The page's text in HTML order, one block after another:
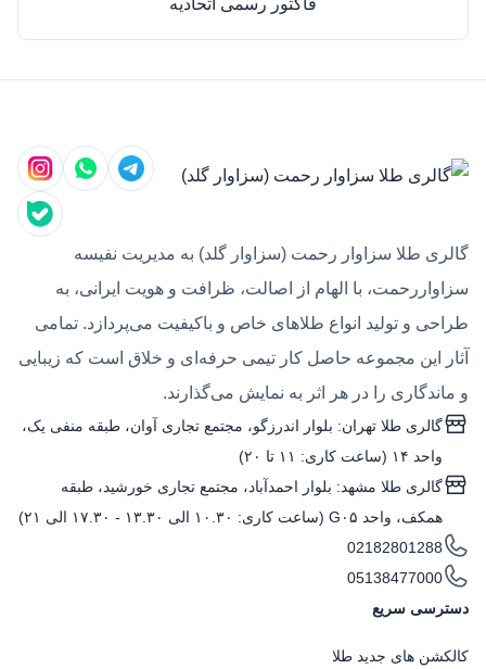
فاکتور رسمی اتحادیه
گالری طلا سزاوار رحمت (سزاوار گلد) به مدیریت نفیسه
سزاواررحمت، با الهام از اصالت، ظرافت و هویت ایرانی، به
طراحی و تولید انواع طلاهای خاص و باکیفیت می‌پردازد. تمامی
آثار این مجموعه حاصل کار تیمی حرفه‌ای و خلاق است که زیبایی
و ماندگاری را در هر اثر به نمایش می‌گذارند.
گالری طلا تهران: بلوار اندرزگو، مجتمع تجاری آوان، طبقه منفی یک،
واحد ۱۴ (ساعت کاری: ۱۱ تا ۲۰)
گالری طلا مشهد: بلوار احمدآباد، مجتمع تجاری خورشید، طبقه
همکف، واحد G۰۵ (ساعت کاری: ۱۰.۳۰ الی ۱۳.۳۰ - ۱۷.۳۰ الی ۲۱)
02182801288
05138477000
دسترسی سریع
کالکشن های جدید طلا